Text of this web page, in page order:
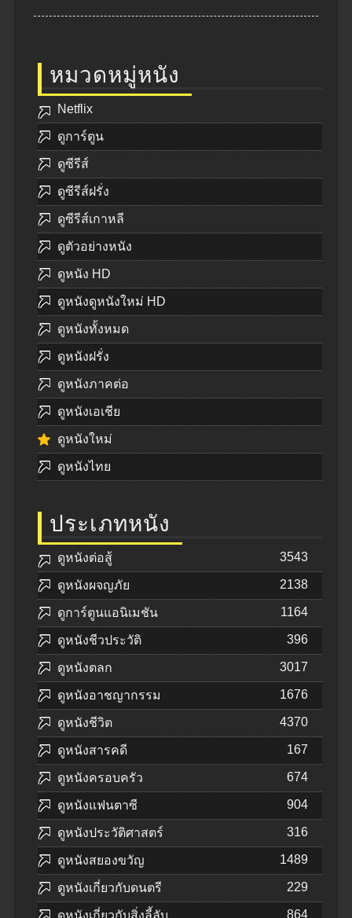
หมวดหมู่หนัง
Netflix
ดูการ์ตูน
ดูซีรีส์
ดูซีรีส์ฝรั่ง
ดูซีรีส์เกาหลี
ดูตัวอย่างหนัง
ดูหนัง HD
ดูหนังดูหนังใหม่ HD
ดูหนังทั้งหมด
ดูหนังฝรั่ง
ดูหนังภาคต่อ
ดูหนังเอเชีย
ดูหนังใหม่
ดูหนังไทย
ประเภทหนัง
ดูหนังต่อสู้ 3543
ดูหนังผจญภัย 2138
ดูการ์ตูนแอนิเมชัน 1164
ดูหนังชีวประวัติ 396
ดูหนังตลก 3017
ดูหนังอาชญากรรม 1676
ดูหนังชีวิต 4370
ดูหนังสารคดี 167
ดูหนังครอบครัว 674
ดูหนังแฟนตาซี 904
ดูหนังประวัติศาสตร์ 316
ดูหนังสยองขวัญ 1489
ดูหนังเกี่ยวกับดนตรี 229
864